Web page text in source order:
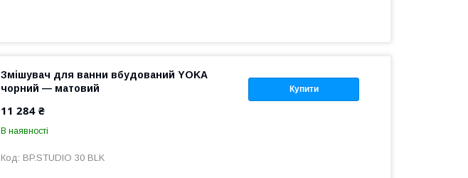
Купити
Змішувач для ванни вбудований YOKA
чорний — матовий
11 284 ₴
В наявності
BP.STUDIO 30 BLK